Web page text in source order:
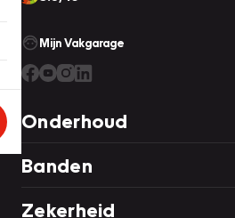
Mijn Vakgarage
Onderhoud
Banden
Zekerheid